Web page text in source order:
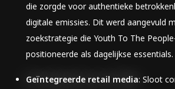
die zorgde voor authentieke
digitale emissies. Dit werd aangevuld
zoekstrategie die Youth To The
positioneerde als dagelijkse essentials.
Geïntegreerde retail media: Sloot